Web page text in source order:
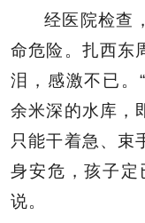
经医院检查
命危险。扎西东
泪，感激不已。
余米深的水库，
只能干着急、束
身安危，孩子定
说。